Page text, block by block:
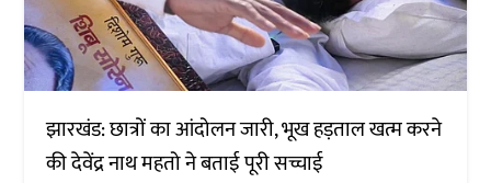
झारखंड: छात्रों का आंदोलन जारी, भूख हड़ताल खत्म करने
की देवेंद्र नाथ महतो ने बताई पूरी सच्चाई